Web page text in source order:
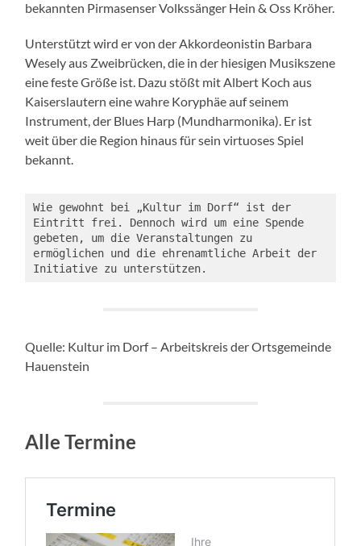
bekannten Pirmasenser Volkssänger Hein & Oss Kröher.
Unterstützt wird er von der Akkordeonistin Barbara
Wesely aus Zweibrücken, die in der hiesigen Musikszene
eine feste Größe ist. Dazu stößt mit Albert Koch aus
Kaiserslautern eine wahre Koryphäe auf seinem
Instrument, der Blues Harp (Mundharmonika). Er ist
weit über die Region hinaus für sein virtuoses Spiel
bekannt.
Wie gewohnt bei „Kultur im Dorf“ ist der
Eintritt frei. Dennoch wird um eine Spende
gebeten, um die Veranstaltungen zu
ermöglichen und die ehrenamtliche Arbeit der
Initiative zu unterstützen.
Quelle: Kultur im Dorf – Arbeitskreis der Ortsgemeinde
Hauenstein
Alle Termine